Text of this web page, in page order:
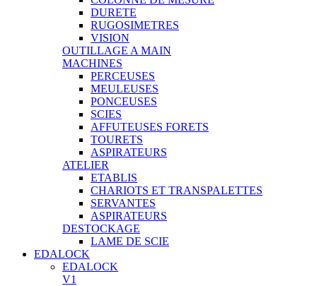
DURETE
RUGOSIMETRES
VISION
OUTILLAGE A MAIN
MACHINES
PERCEUSES
MEULEUSES
PONCEUSES
SCIES
AFFUTEUSES FORETS
TOURETS
ASPIRATEURS
ATELIER
ETABLIS
CHARIOTS ET TRANSPALETTES
SERVANTES
ASPIRATEURS
DESTOCKAGE
LAME DE SCIE
EDALOCK
EDALOCK
V1